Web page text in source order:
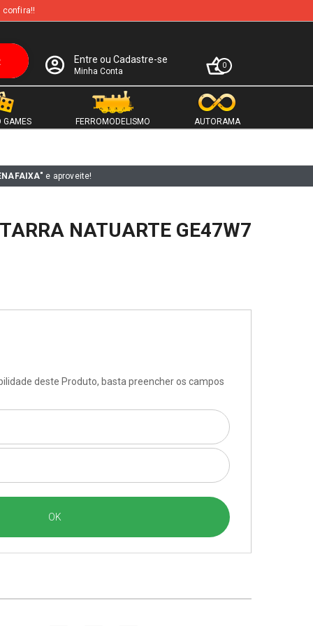
confira!!
Entre ou Cadastre-se
Minha Conta
0
GAMES FERROMODELISMO AUTORAMA
e aproveite!
NATUARTE GE47W7
deste Produto, basta preencher os campos